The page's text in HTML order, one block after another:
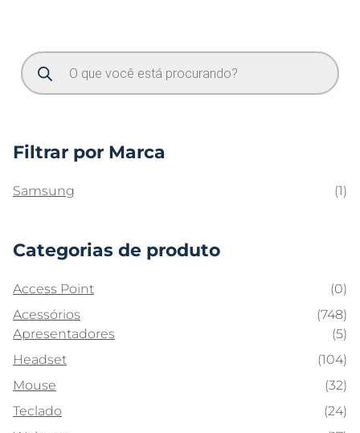
Filtrar por Marca
Samsung (1)
Categorias de produto
Access Point
(0)
Acessórios
(748)
Apresentadores
(5)
Headset
(104)
Mouse
(32)
Teclado
(24)